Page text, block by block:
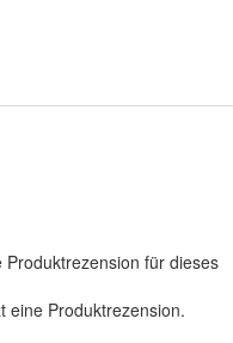
Produktrezension für dieses
eine Produktrezension.